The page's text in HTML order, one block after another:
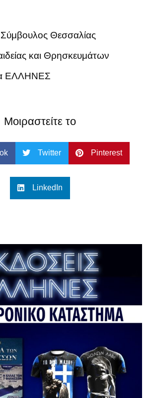
Σύμβουλος Θεσσαλίας
και Θρησκευμάτων
ΕΛΛΗΝΕΣ
Μοιραστείτε το
Twitter Pinterest
LinkedIn